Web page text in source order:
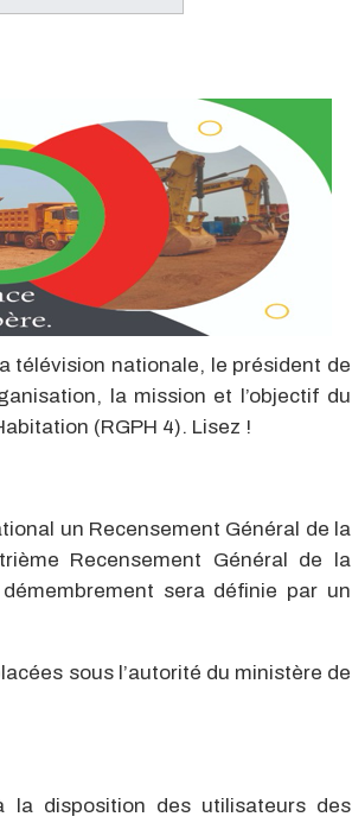
télévision nationale, le président de
la mission et l’objectif du
(RGPH 4). Lisez !
un Recensement Général de la
Recensement Général de la
sera définie par un
sous l’autorité du ministère de
la disposition des utilisateurs des